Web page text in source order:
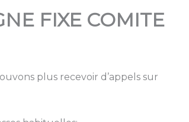
FIXE COMITE
plus recevoir d’appels sur